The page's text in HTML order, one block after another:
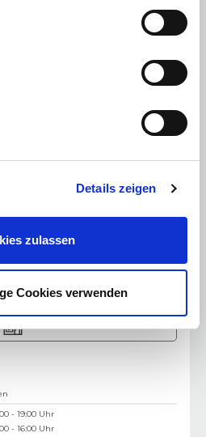
Details zeigen
zulassen
Cookies verwenden
- 19:00 Uhr
- 16:00 Uhr